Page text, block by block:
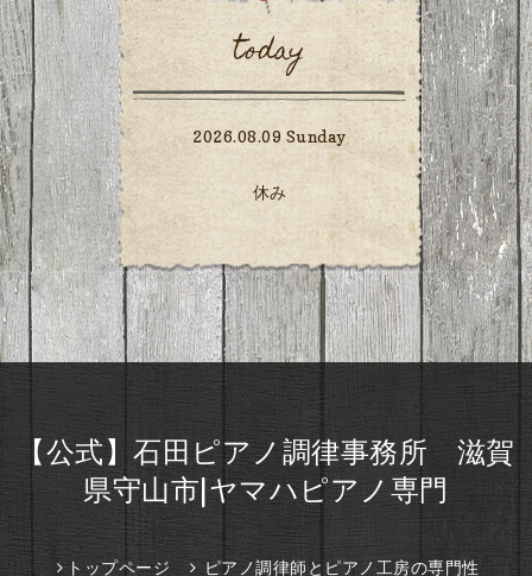
today
2026.08.09 Sunday
休み
【公式】石田ピアノ調律事務所 滋賀
県守山市|ヤマハピアノ専門
トップページ ピアノ調律師とピアノ工房の専門性